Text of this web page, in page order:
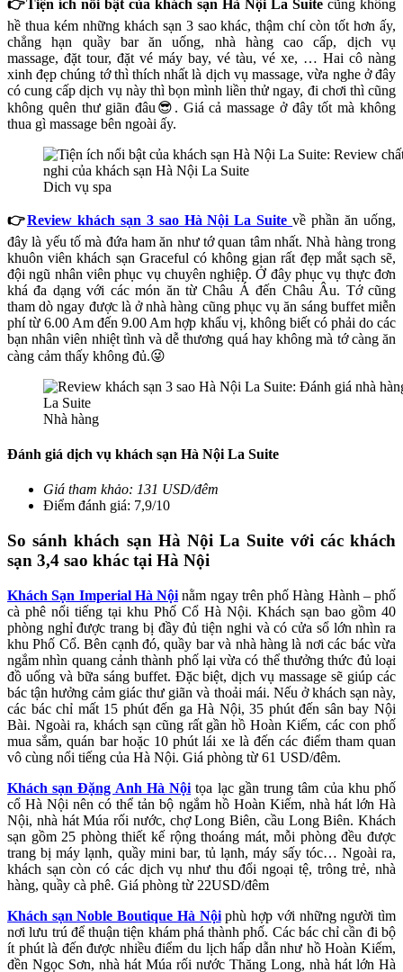
👉Tiện ích nổi bật của khách sạn Hà Nội La Suite cũng không
hề thua kém những khách sạn 3 sao khác, thậm chí còn tốt hơn ấy,
chẳng hạn quầy bar ăn uống, nhà hàng cao cấp, dịch vụ
massage, đặt tour, đặt vé máy bay, vé tàu, vé xe, … Hai cô nàng
xinh đẹp chúng tớ thì thích nhất là dịch vụ massage, vừa nghe ở đây
có cung cấp dịch vụ này thì bọn mình liền thử ngay, đi chơi thì cũng
không quên thư giãn đâu😎. Giá cả massage ở đây tốt mà không
thua gì massage bên ngoài ấy.
Dich vụ spa
👉Review khách sạn 3 sao Hà Nội La Suitevề phần ăn uống,
đây là yếu tố mà đứa ham ăn như tớ quan tâm nhất. Nhà hàng trong
khuôn viên khách sạn Graceful có không gian rất đẹp mắt sạch sẽ,
đội ngũ nhân viên phục vụ chuyên nghiệp. Ở đây phục vụ thực đơn
khá đa dạng với các món ăn từ Châu Á đến Châu Âu. Tớ cũng
tham dò ngay được là ở nhà hàng cũng phục vụ ăn sáng buffet miễn
phí từ 6.00 Am đến 9.00 Amhợp khẩu vị, không biết có phải do các
bạn nhân viên nhiệt tình và dễ thương quá hay không mà tớ càng ăn
càng cảm thấy không đủ.😜
Nhà hàng
Đánh giá dịch vụ khách sạn Hà Nội La Suite
Giá tham khảo: 131 USD/đêm
Điểm đánh giá: 7,9/10
So sánh khách sạn Hà Nội La Suite với các khách
sạn 3,4 sao khác tại Hà Nội
Khách Sạn Imperial Hà Nội nằm ngay trên phố Hàng Hành – phố
cà phê nổi tiếng tại khu Phố Cổ Hà Nội. Khách sạn bao gồm 40
phòng nghỉ được trang bị đầy đủ tiện nghi và có cửa sổ lớn nhìn ra
khu Phố Cổ. Bên cạnh đó, quầy bar và nhà hàng là nơi các bác vừa
ngắm nhìn quang cảnh thành phố lại vừa có thể thưởng thức đủ loại
đồ uống và bữa sáng buffet. Đặc biệt, dịch vụ massage sẽ giúp các
bác tận hưởng cảm giác thư giãn và thoải mái. Nếu ở khách sạn này,
các bác chỉ mất 15 phút đến ga Hà Nội, 35 phút đến sân bay Nội
Bài. Ngoài ra, khách sạn cũng rất gần hồ Hoàn Kiếm, các con phố
mua sắm, quán bar hoặc 10 phút lái xe là đến các điểm tham quan
vô cùng nổi tiếng của Hà Nội. Giá phòng từ 61 USD/đêm.
Khách sạn Đặng Anh Hà Nội tọa lạc gần trung tâm của khu phố
cổ Hà Nội nên có thể tản bộ ngắm hồ Hoàn Kiếm, nhà hát lớn Hà
Nội, nhà hát Múa rối nước, chợ Long Biên, cầu Long Biên. Khách
sạn gồm 25 phòngthiết kế rộng thoáng mát, mỗi phòng đều được
trang bị máy lạnh, quầy mini bar, tủ lạnh, máy sấy tóc… Ngoài ra,
khách sạn còn có các dịch vụ như thu đổi ngoại tệ, trông trẻ, nhà
hàng, quầy cà phê. Giá phòng từ 22USD/đêm
Khách sạn Noble Boutique Hà Nội phù hợp với những người tìm
nơi lưu trú để thuận tiện khám phá thành phố. Các bác chỉ cần đi bộ
ít phút là đến được nhiều điểm du lịch hấp dẫn như hồ Hoàn Kiếm,
đền Ngọc Sơn, nhà hát Múa rối nước Thăng Long, nhà hát lớn Hà